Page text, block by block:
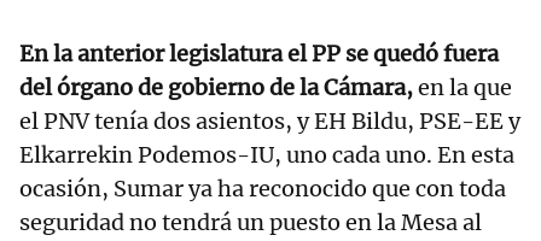
En la anterior legislatura el PP se quedó fuera
del órgano de gobierno de la Cámara,en la que
el PNV tenía dos asientos, y EH Bildu, PSE-EE y
Elkarrekin Podemos-IU, uno cada uno. En esta
ocasión, Sumar ya ha reconocido que con toda
seguridad no tendrá un puesto en la Mesa al